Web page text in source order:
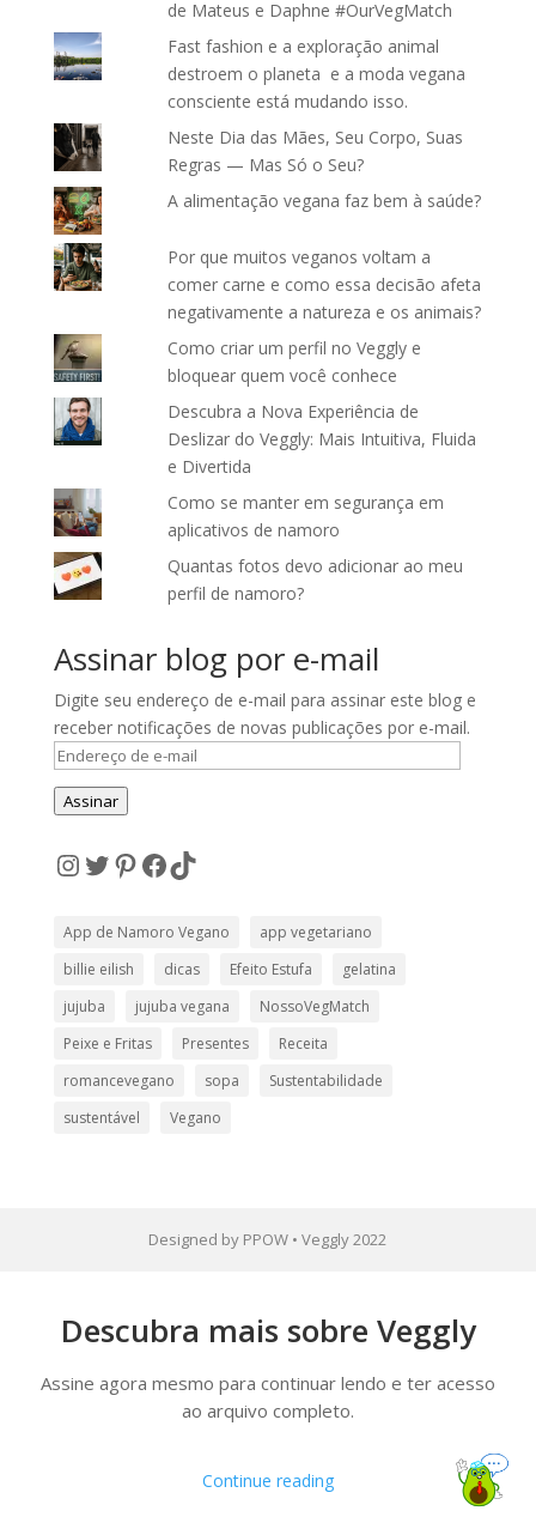
de Mateus e Daphne #OurVegMatch
Fast fashion e a exploração animal
destroem o planeta e a moda vegana
consciente está mudando isso.
Neste Dia das Mães, Seu Corpo, Suas
Regras — Mas Só o Seu?
A alimentação vegana faz bem à saúde?
Por que muitos veganos voltam a
comer carne e como essa decisão afeta
negativamente a natureza e os animais?
Como criar um perfil no Veggly e
bloquear quem você conhece
Descubra a Nova Experiência de
Deslizar do Veggly: Mais Intuitiva, Fluida
e Divertida
Como se manter em segurança em
aplicativos de namoro
Quantas fotos devo adicionar ao meu
perfil de namoro?
Assinar blog por e-mail
Digite seu endereço de e-mail para assinar este blog e
receber notificações de novas publicações por e-mail.
Endereço
de
e-Assinar
Instagram
Twitter
Pinterest
Facebook
TikTok
App de Namoro Vegano
app vegetariano
billie eilish
dicas Efeito Estufa
gelatina
jujuba
jujuba vegana
NossoVegMatch
Peixe e Fritas
Presentes
Receita
romancevegano
sopa
Sustentabilidade
sustentável
Vegano
Designed by PPOW • Veggly 2022
Descubra mais sobre Veggly
Assine agora mesmo para continuar lendo e ter acesso
ao arquivo completo.
Continue reading